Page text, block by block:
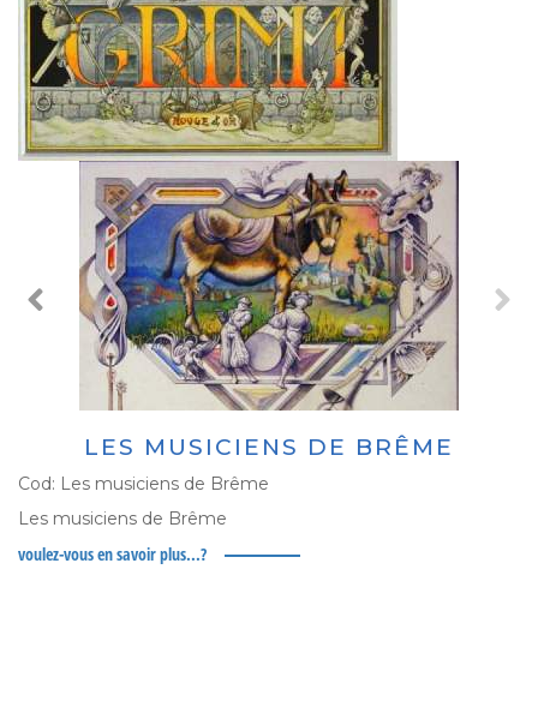
LES MUSICIENS DE BRÊME
Cod: Les musiciens de Brême
Les musiciens de Brême
voulez-vous en savoir plus...?